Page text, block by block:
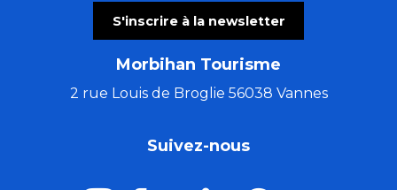
S'inscrire à la newsletter
Morbihan Tourisme
2 rue Louis de Broglie 56038 Vannes
Suivez-nous